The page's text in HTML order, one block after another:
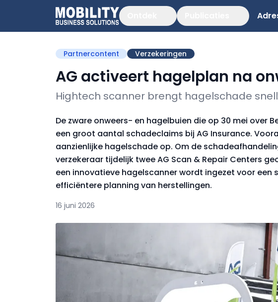
Partnercontent Verzekeringen
AG activeert hagelplan na
Hightech scanner brengt hagelschade
De zware onweers- en hagelbuien die op 30 mei over
een groot aantal schadeclaims bij AG Insurance.
aanzienlijke hagelschade op. Om de
verzekeraar tijdelijk twee AG Scan & Repair Centers
een innovatieve hagelscanner wordt ingezet voor een
efficiëntere planning van herstellingen.
16 juni 2026